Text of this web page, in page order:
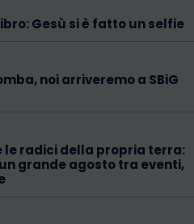
Gesù si è fatto un selfie
noi arriveremo a SBiG
le radici della propria terra:
grande agosto tra eventi,